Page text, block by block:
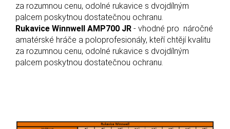
za rozumnou cenu, odolné rukavice s dvojdílným
palcem poskytnou dostatečnou ochranu.
Rukavice Winnwell AMP700 JR - vhodné pro náročné
amatérské hráče a poloprofesionály, kteří chtějí kvalitu
za rozumnou cenu, odolné rukavice s dvojdílným
palcem poskytnou dostatečnou ochranu.